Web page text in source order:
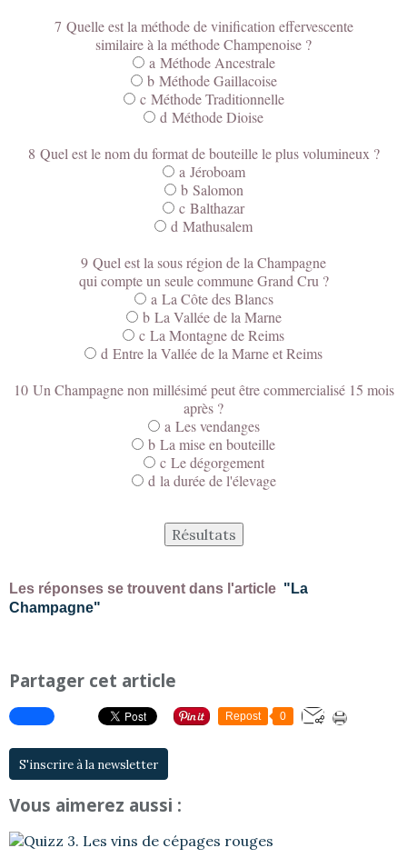
7 Quelle est la méthode de vinification effervescente
similaire à la méthode Champenoise ?
a Méthode Ancestrale
b Méthode Gaillacoise
c Méthode Traditionnelle
d Méthode Dioise
8 Quel est le nom du format de bouteille le plus volumineux ?
a Jéroboam
b Salomon
c Balthazar
d Mathusalem
9 Quel est la sous région de la Champagne
qui compte un seule commune Grand Cru ?
a La Côte des Blancs
b La Vallée de la Marne
c La Montagne de Reims
d Entre la Vallée de la Marne et Reims
10 Un Champagne non millésimé peut être commercialisé 15 mois
après ?
a Les vendanges
b La mise en bouteille
c Le dégorgement
d la durée de l'élevage
Les réponses se trouvent dans l'article "La
Champagne"
Partager cet article
Repost 0
S'inscrire à la newsletter
Vous aimerez aussi :